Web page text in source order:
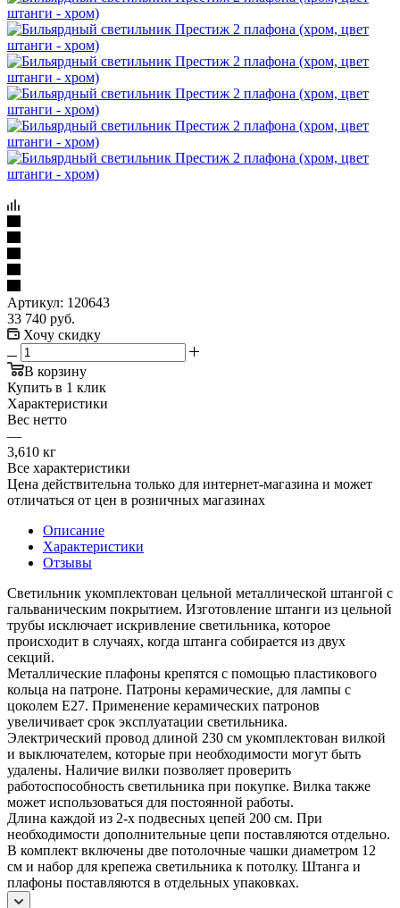
Артикул: 120643
33 740 руб.
Хочу скидку
В корзину
Купить в 1 клик
Характеристики
Вес нетто
—
3,610 кг
Все характеристики
Цена действительна только для интернет-магазина и может
отличаться от цен в розничных магазинах
Описание
Характеристики
Отзывы
Светильник укомплектован цельной металлической штангой с
гальваническим покрытием. Изготовление штанги из цельной
трубы исключает искривление светильника, которое
происходит в случаях, когда штанга собирается из двух
секций.
Металлические плафоны крепятся с помощью пластикового
кольца на патроне. Патроны керамические, для лампы с
цоколем Е27. Применение керамических патронов
увеличивает срок эксплуатации светильника.
Электрический провод длиной 230 см укомплектован вилкой
и выключателем, которые при необходимости могут быть
удалены. Наличие вилки позволяет проверить
работоспособность светильника при покупке. Вилка также
может использоваться для постоянной работы.
Длина каждой из 2-х подвесных цепей 200 см. При
необходимости дополнительные цепи поставляются отдельно.
В комплект включены две потолочные чашки диаметром 12
см и набор для крепежа светильника к потолку. Штанга и
плафоны поставляются в отдельных упаковках.